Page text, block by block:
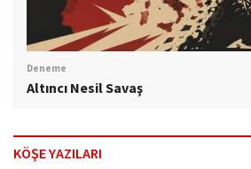
Deneme
Altıncı Nesil Savaş
KÖŞE YAZILARI